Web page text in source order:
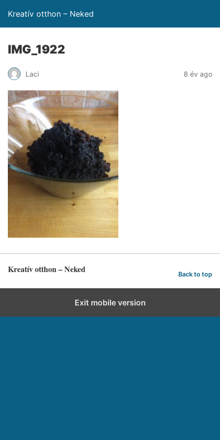
Kreatív otthon – Neked
IMG_1922
Laci 8 év ago
Kreatív otthon – Neked Back to top
Exit mobile version